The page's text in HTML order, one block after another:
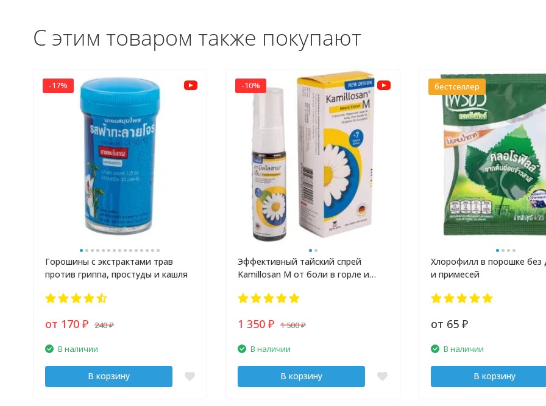
С этим товаром также покупают
-17%
Горошины с экстрактами трав
против гриппа, простуды и кашля
от 170 ₽ 240₽
В наличии
В корзину
-10%
Эффективный тайский спрей
Kamillosan M от боли в горле и
1 350₽ 1 500₽
В наличии
В корзину
бестселлер
Хлорофилл в порошке без
и примесей
от 65 ₽
В наличии
В корзину